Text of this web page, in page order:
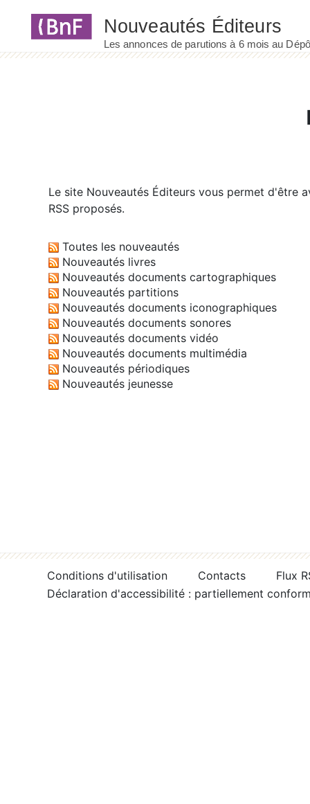
Le site Nouveautés Éditeurs vous permet d'être
RSS proposés.
Toutes les nouveautés
Nouveautés livres
Nouveautés documents cartographiques
Nouveautés partitions
Nouveautés documents iconographiques
Nouveautés documents sonores
Nouveautés documents vidéo
Nouveautés documents multimédia
Nouveautés périodiques
Nouveautés jeunesse
Conditions d'utilisation Contacts
Flux
Déclaration d'accessibilité : partiellement